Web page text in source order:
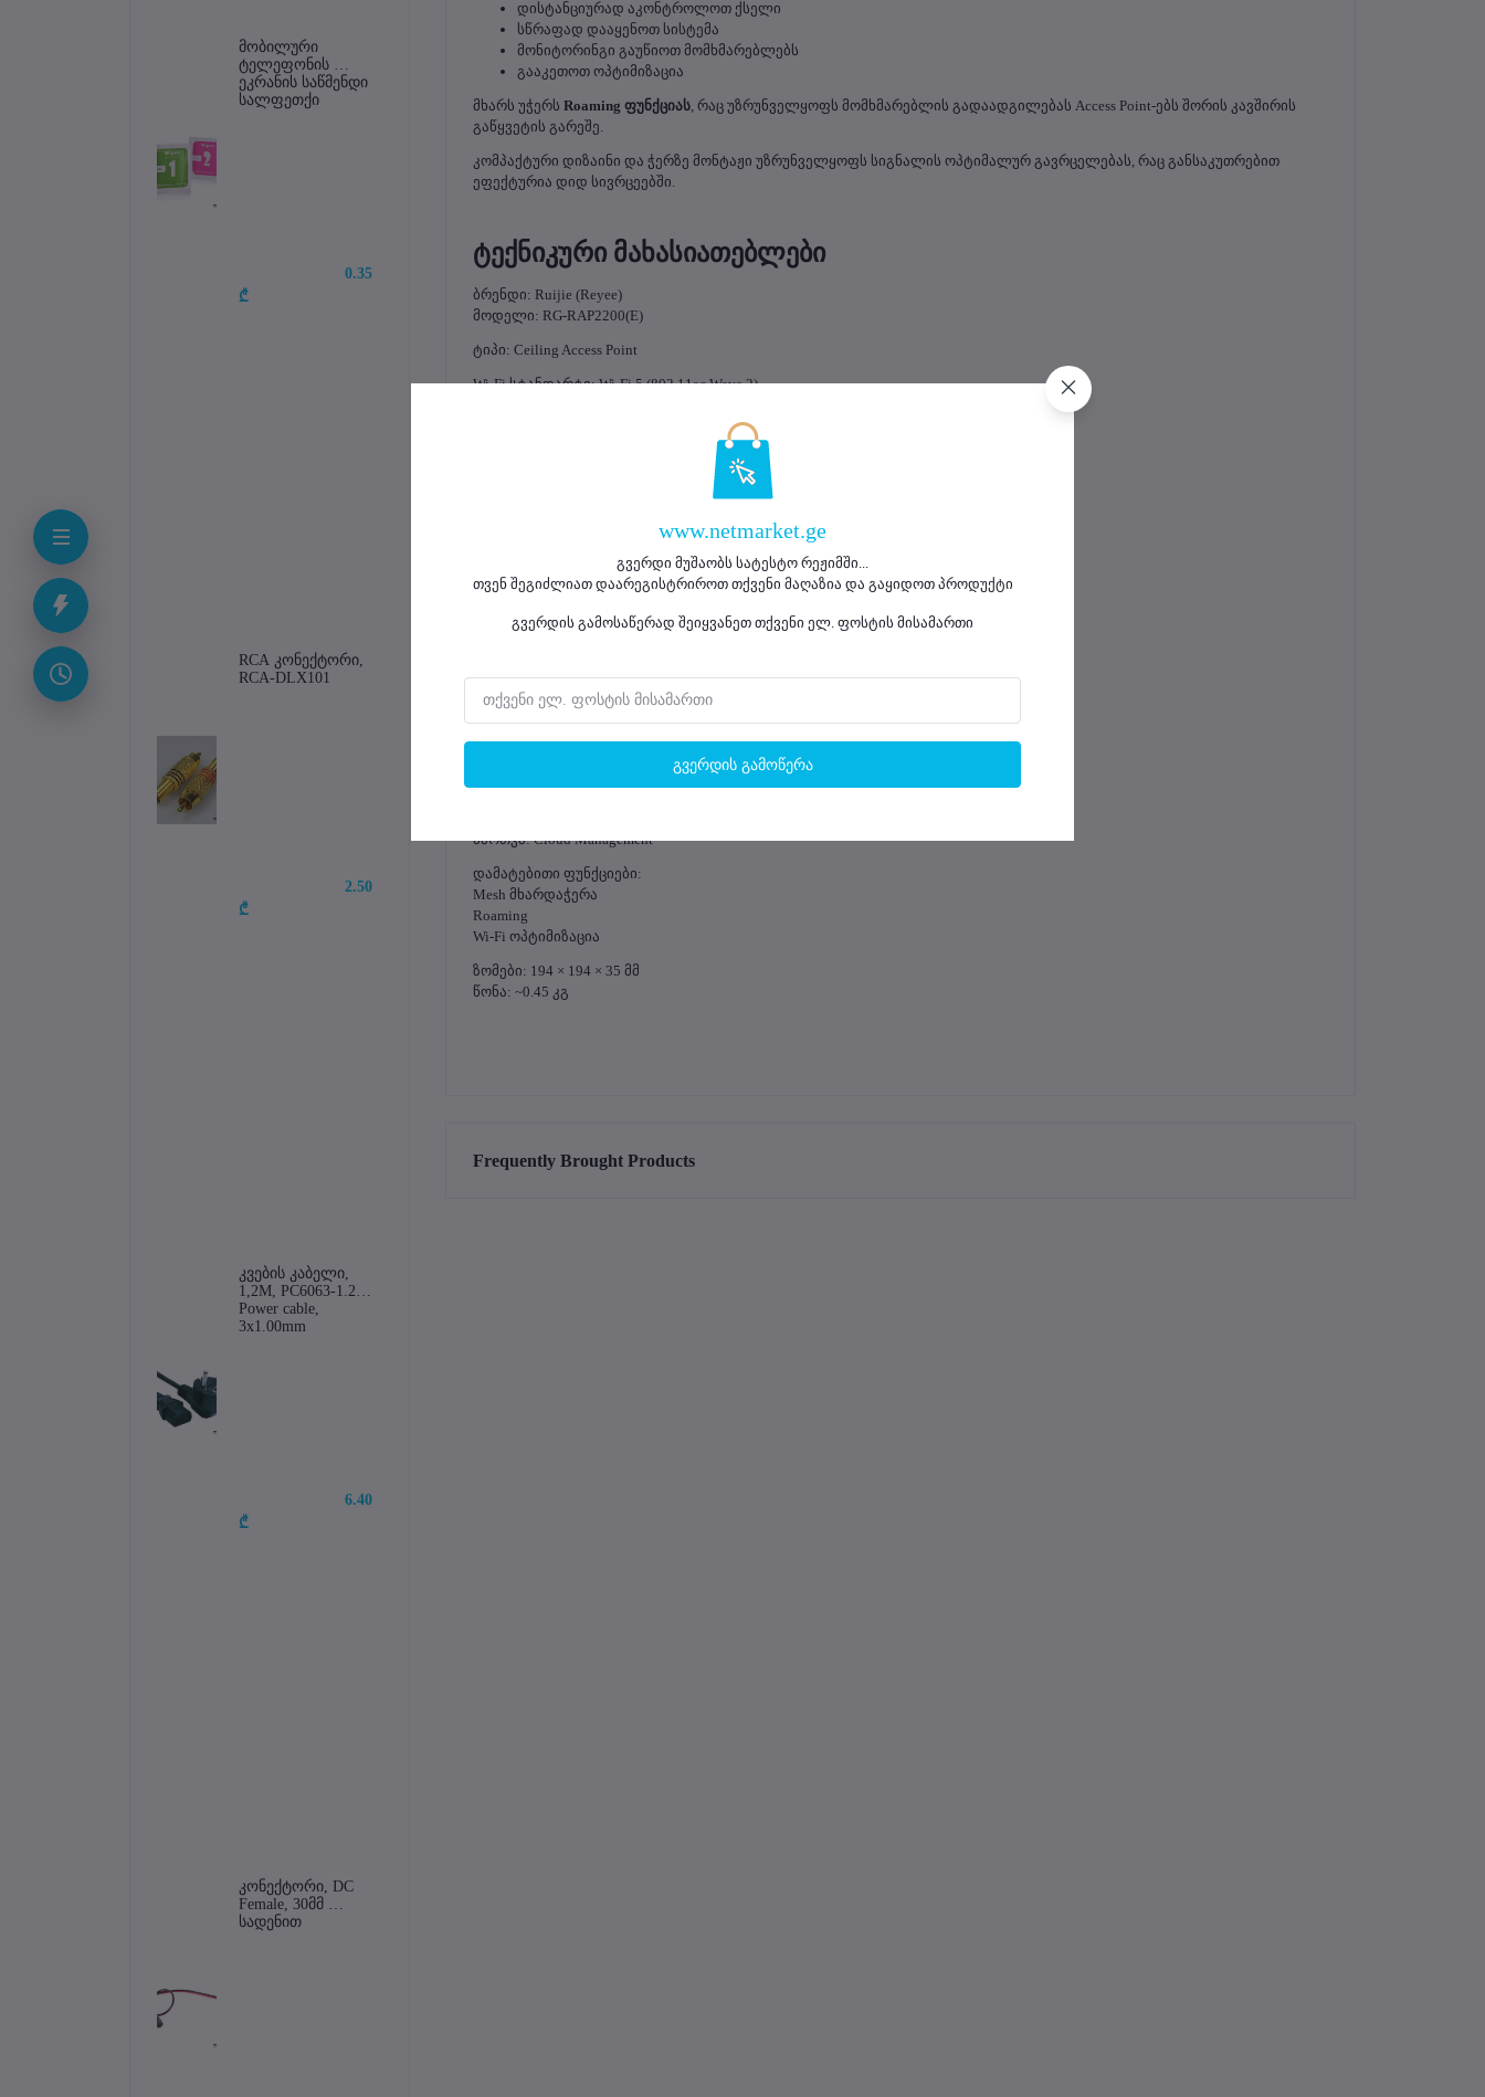
მობილური
ტელეფონის
ეკრანის საწმენდი
სალფეთქი
0.35
₾
RCA კონექტორი,
RCA-DLX101
2.50
₾
კვების კაბელი,
1,2M, PC6063-1.2M,
Power cable,
3x1.00mm
6.40
₾
კონექტორი, DC
Female, 30მმ
სადენით
დისტანციურად აკონტროლოთ ქსელი
სწრაფად დააყენოთ სისტემა
მონიტორინგი გაუწიოთ მომხმარებლებს
გააკეთოთ ოპტიმიზაცია
მხარს უჭერს Roaming ფუნქციას, რაც უზრუნველყოფს მომხმარებლის გადაადგილებას Access Point-ებს შორის კავშირის
გაწყვეტის გარეშე.
კომპაქტური დიზაინი და ჭერზე მონტაჟი უზრუნველყოფს სიგნალის ოპტიმალურ გავრცელებას, რაც განსაკუთრებით
ეფექტურია დიდ სივრცეებში.
ტექნიკური მახასიათებლები
ბრენდი: Ruijie (Reyee)
მოდელი: RG-RAP2200(E)
ტიპი: Ceiling Access Point
Wi-Fi სტანდარტი: Wi-Fi 5 (802.11ac Wave 2)
ანტენები: ჩაშენებული
2 × Gigabit Ethernet
კვება:
მაქსიმალური ენერგომოხმარება: ~12.95W
მართვა: Cloud Management
დამატებითი ფუნქციები:
Mesh მხარდაჭერა
Roaming
Wi-Fi ოპტიმიზაცია
ზომები: 194 × 194 × 35 მმ
წონა: ~0.45 კგ
Frequently Brought Products
www.netmarket.ge
გვერდი მუშაობს სატესტო რეჟიმში...
თვენ შეგიძლიათ დაარეგისტრიროთ თქვენი მაღაზია და გაყიდოთ პროდუქტი
გვერდის გამოსაწერად შეიყვანეთ თქვენი ელ. ფოსტის მისამართი
გვერდის გამოწერა